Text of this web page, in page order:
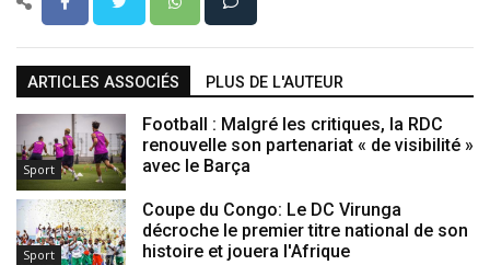
ARTICLES ASSOCIÉS PLUS DE L'AUTEUR
Sport
Football : Malgré les critiques, la RDC
renouvelle son partenariat « de visibilité »
avec le Barça
Sport
Coupe du Congo: Le DC Virunga
décroche le premier titre national de son
histoire et jouera l'Afrique